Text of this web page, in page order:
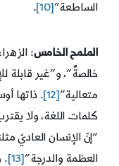
الساطعة”[10]
.
الملمح الخامس:
خالصةٌ”، و”غير قابلة
متعالية”[12]
. ذاتها
كلمات اللغة، ولا
“إنّ الإنسان العاديّ
العظمة والدرجة”[13]
.